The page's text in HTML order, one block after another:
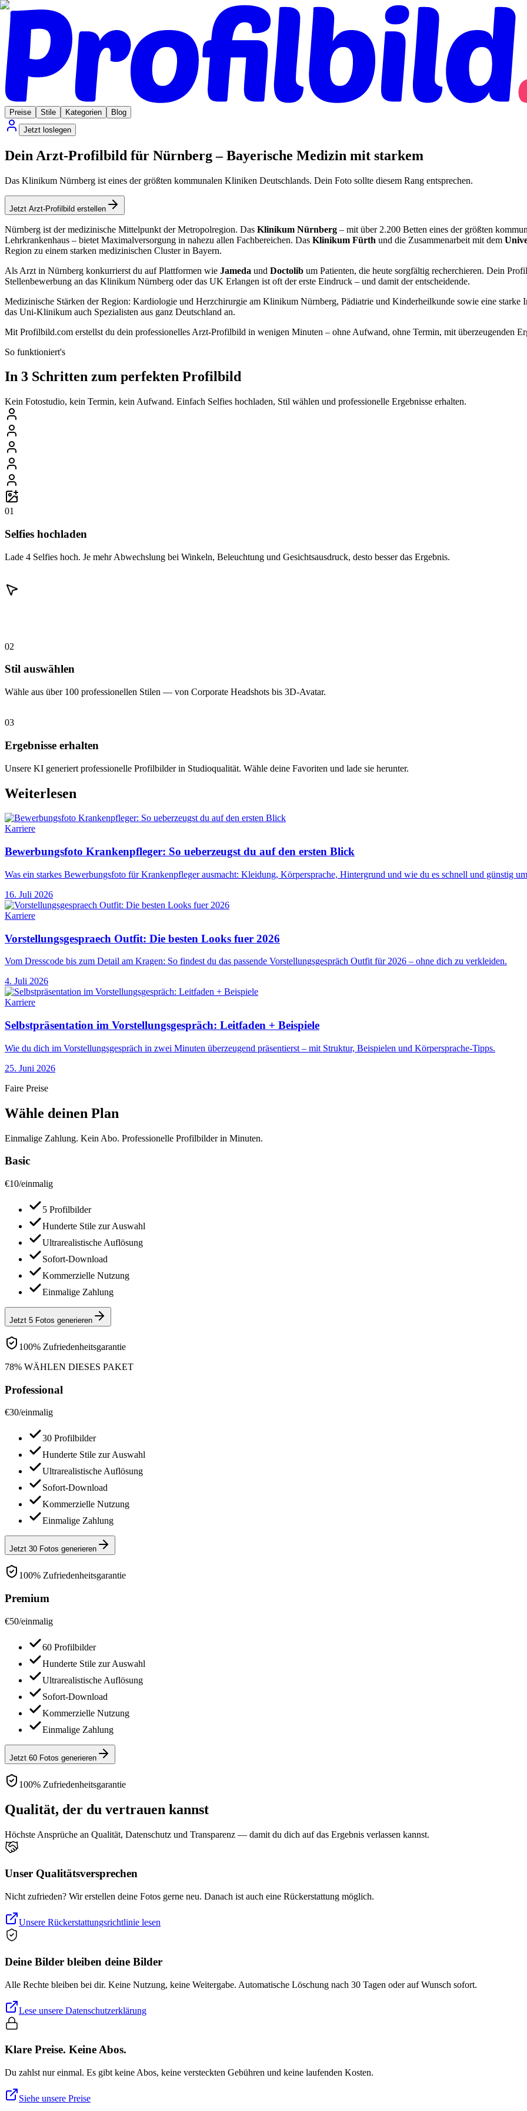
Preise Stile Kategorien
Blog
Jetzt loslegen
Dein Arzt-Profilbild für Nürnberg – Bayerische Medizin mit starkem
Das Klinikum Nürnberg ist eines der größten kommunalen Kliniken Deutschlands. Dein Foto sollte diesem Rang entsprechen.
Jetzt Arzt-Profilbild erstellen
Nürnberg ist der medizinische Mittelpunkt der Metropolregion. Das Klinikum Nürnberg – mit über 2.200 Betten eines der größten
Lehrkrankenhaus – bietet Maximalversorgung in nahezu allen Fachbereichen. Das Klinikum Fürth und die Zusammenarbeit mit dem
Region zu einem starken medizinischen Cluster in Bayern.
Als Arzt in Nürnberg konkurrierst du auf Plattformen wie Jameda und Doctolib um Patienten, die heute sorgfältig recherchieren. Dein
Stellenbewerbung an das Klinikum Nürnberg oder das UK Erlangen ist oft der erste Eindruck – und damit der entscheidende.
Medizinische Stärken der Region: Kardiologie und Herzchirurgie am Klinikum Nürnberg, Pädiatrie und Kinderheilkunde sowie eine
das Uni-Klinikum auch Spezialisten aus ganz Deutschland an.
Mit Profilbild.com erstellst du dein professionelles Arzt-Profilbild in wenigen Minuten – ohne Aufwand, ohne Termin, mit überzeugenden
So funktioniert's
In 3 Schritten zum perfekten Profilbild
Kein Fotostudio, kein Termin, kein Aufwand. Einfach Selfies hochladen, Stil wählen und professionelle Ergebnisse erhalten.
01
Selfies hochladen
Lade 4 Selfies hoch. Je mehr Abwechslung bei Winkeln, Beleuchtung und Gesichtsausdruck, desto besser das Ergebnis.
02
Stil auswählen
Wähle aus über 100 professionellen Stilen — von Corporate Headshots bis 3D-Avatar.
03
Ergebnisse erhalten
Unsere KI generiert professionelle Profilbilder in Studioqualität. Wähle deine Favoriten und lade sie herunter.
Weiterlesen
Karriere
Bewerbungsfoto Krankenpfleger: So ueberzeugst du auf den ersten Blick
Was ein starkes Bewerbungsfoto für Krankenpfleger ausmacht: Kleidung, Körpersprache, Hintergrund und wie du es schnell und günstig
16. Juli 2026
Karriere
Vorstellungsgespraech Outfit: Die besten Looks fuer 2026
Vom Dresscode bis zum Detail am Kragen: So findest du das passende Vorstellungsgespräch Outfit für 2026 – ohne dich zu verkleiden.
4. Juli 2026
Karriere
Selbstpräsentation im Vorstellungsgespräch: Leitfaden + Beispiele
Wie du dich im Vorstellungsgespräch in zwei Minuten überzeugend präsentierst – mit Struktur, Beispielen und Körpersprache-Tipps.
25. Juni 2026
Faire Preise
Wähle deinen Plan
Einmalige Zahlung. Kein Abo. Professionelle Profilbilder in Minuten.
Basic
€10/einmalig
5 Profilbilder
Hunderte Stile zur Auswahl
Ultrarealistische Auflösung
Sofort-Download
Kommerzielle Nutzung
Einmalige Zahlung
Jetzt 5 Fotos generieren
100% Zufriedenheitsgarantie
78% WÄHLEN DIESES PAKET
Professional
€30/einmalig
30 Profilbilder
Hunderte Stile zur Auswahl
Ultrarealistische Auflösung
Sofort-Download
Kommerzielle Nutzung
Einmalige Zahlung
Jetzt 30 Fotos generieren
100% Zufriedenheitsgarantie
Premium
€50/einmalig
60 Profilbilder
Hunderte Stile zur Auswahl
Ultrarealistische Auflösung
Sofort-Download
Kommerzielle Nutzung
Einmalige Zahlung
Jetzt 60 Fotos generieren
100% Zufriedenheitsgarantie
Qualität, der du vertrauen kannst
Höchste Ansprüche an Qualität, Datenschutz und Transparenz — damit du dich auf das Ergebnis verlassen kannst.
Unser Qualitätsversprechen
Nicht zufrieden? Wir erstellen deine Fotos gerne neu. Danach ist auch eine Rückerstattung möglich.
Unsere Rückerstattungsrichtlinie lesen
Deine Bilder bleiben deine Bilder
Alle Rechte bleiben bei dir. Keine Nutzung, keine Weitergabe. Automatische Löschung nach 30 Tagen oder auf Wunsch sofort.
Lese unsere Datenschutzerklärung
Klare Preise. Keine Abos.
Du zahlst nur einmal. Es gibt keine Abos, keine versteckten Gebühren und keine laufenden Kosten.
Siehe unsere Preise